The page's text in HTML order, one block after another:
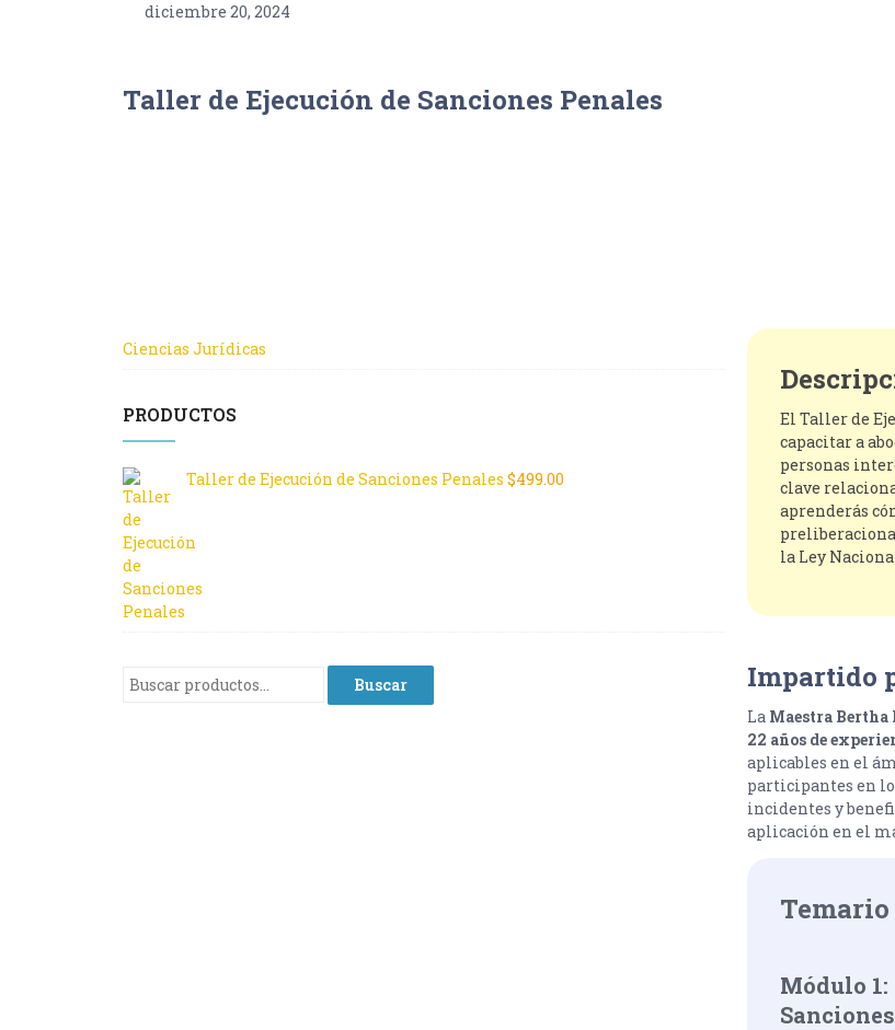
diciembre 20, 2024
Taller de Ejecución de Sanciones Penales
Ciencias Jurídicas
PRODUCTOS
Taller de Ejecución de Sanciones Penales $499.00
Buscar
El Taller de
capacitar a
personas
clave
aprenderás
la Ley
Impartido
La Maestra Bertha
22 años de
aplicables en el
participantes en
incidentes y
aplicación en el
Temario
Módulo